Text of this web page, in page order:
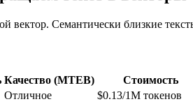
вектор. Семантически близкие
Качество (MTEB) Стоимость
Отличное $0.13/1M токенов